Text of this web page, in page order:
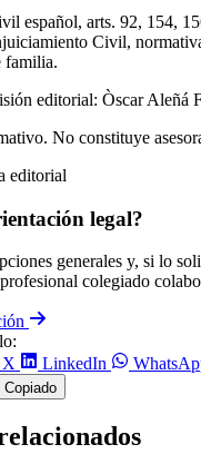
español, arts. 92, 154,
Civil,
familia.
editorial: Òscar Aleñá
No constituye
editorial
legal?
generales y, si lo
colegiado
X LinkedIn
Copiado